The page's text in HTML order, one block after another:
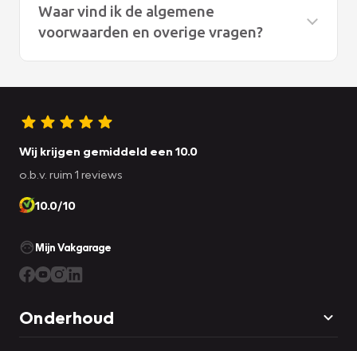
Waar vind ik de algemene
voorwaarden en overige vragen?
Onze algemene voorwaarden vindt uhier
Wij krijgen gemiddeld een 10.0
o.b.v. ruim 1 reviews
10.0/10
Mijn Vakgarage
Onderhoud